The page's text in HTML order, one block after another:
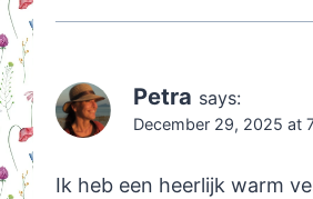
Petra says:
December 29, 2025 at
Ik heb een heerlijk warm